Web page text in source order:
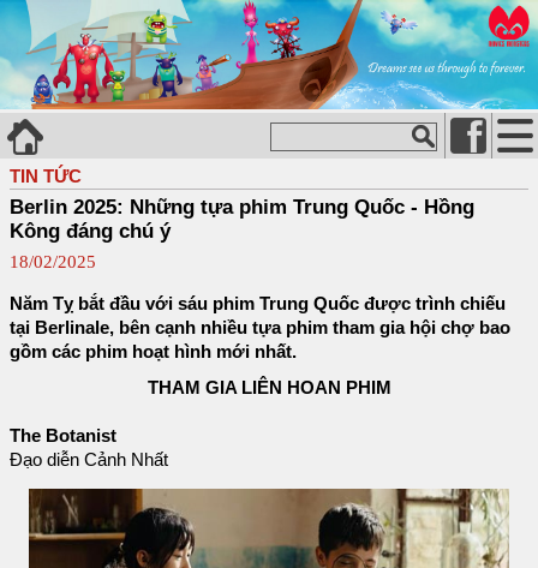
TIN TỨC
Berlin 2025: Những tựa phim Trung Quốc - Hồng
Kông đáng chú ý
18/02/2025
Năm Tỵ bắt đầu với sáu phim Trung Quốc được trình chiếu
tại Berlinale, bên cạnh nhiều tựa phim tham gia hội chợ bao
gồm các phim hoạt hình mới nhất.
THAM GIA LIÊN HOAN PHIM
The Botanist
Đạo diễn Cảnh Nhất